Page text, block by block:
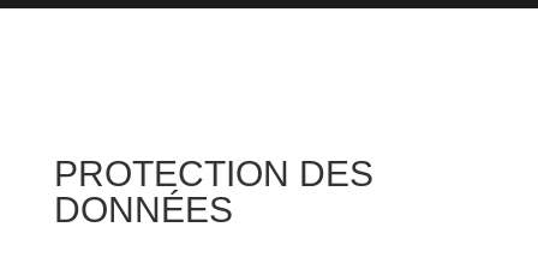
PROTECTION DES
DONNÉES